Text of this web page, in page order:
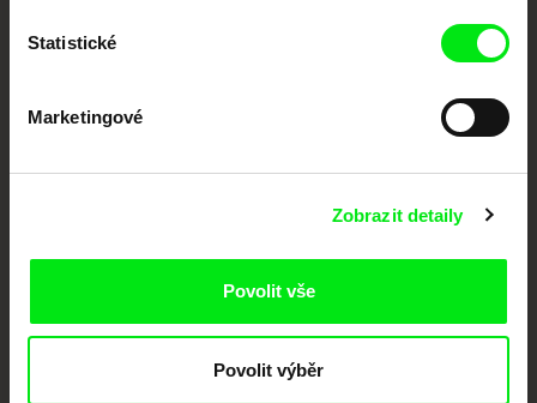
Statistické
Marketingové
Zobrazit detaily
Povolit vše
Povolit výběr
podporovat kvalitní autorské filmy.